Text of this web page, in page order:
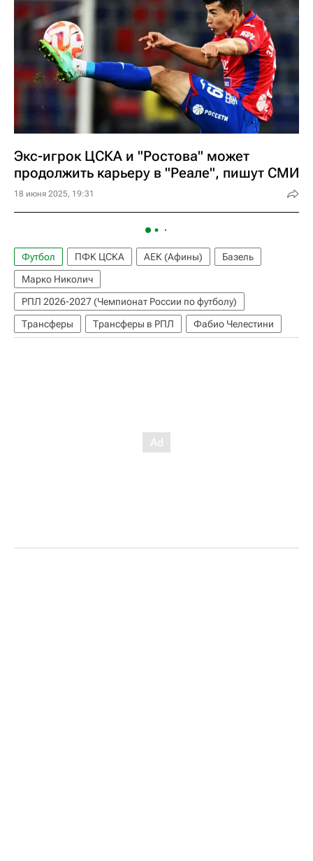
Экс-игрок ЦСКА и "Ростова" может
продолжить карьеру в "Реале", пишут СМИ
18 июня 2025, 19:31
Футбол ПФК ЦСКА АЕК (Афины)
Базель
Марко Николич
РПЛ 2026-2027 (Чемпионат России по футболу)
Трансферы
Трансферы в РПЛ Фабио Челестини